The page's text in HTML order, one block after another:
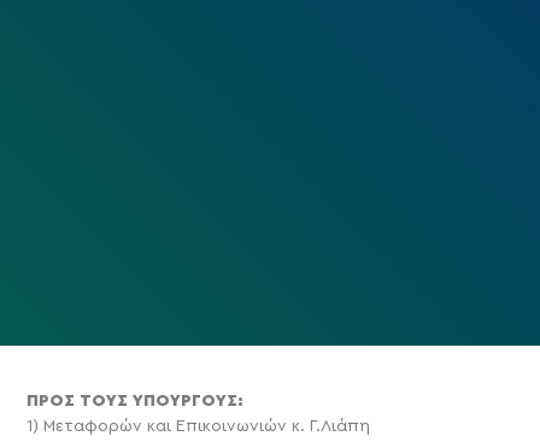
ΠΡΟΣ ΤΟΥΣ ΥΠΟΥΡΓΟΥΣ:
1) Μεταφορών και Επικοινωνιών κ. Γ.Λιάπη